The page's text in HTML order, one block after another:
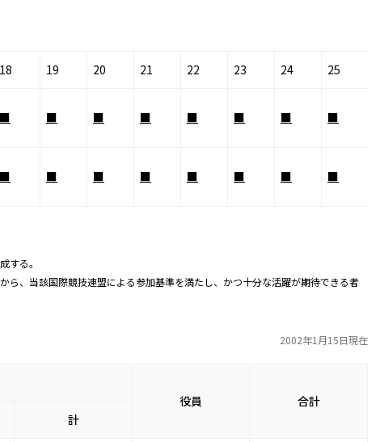
18 19 20 21 22 23 24 25
■ ■ ■ ■ ■ ■ ■ ■
■ ■ ■ ■ ■ ■ ■ ■
する。
、当該国際競技連盟による参加基準を満たし、かつ十分な活躍が期待できる者
2002年1月15日現在
役員
合計
計